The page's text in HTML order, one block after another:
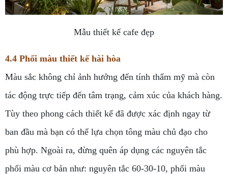
Mẫu thiết kế cafe đẹp
4.4 Phối màu thiết kế hài hòa
Màu sắc không chỉ ảnh hưởng đến tính thẩm mỹ mà còn
tác động trực tiếp đến tâm trạng, cảm xúc của khách hàng.
Tùy theo phong cách thiết kế đã được xác định ngay từ
ban đầu mà bạn có thể lựa chọn tông màu chủ đạo cho
phù hợp. Ngoài ra, đừng quên áp dụng các nguyên tắc
phối màu cơ bản như: nguyên tắc 60-30-10, phối màu